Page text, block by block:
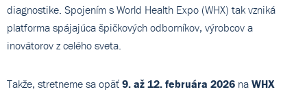
diagnostike. Spojením s World Health Expo (WHX) tak vzniká
platforma spájajúca špičkových odborníkov, výrobcov a
inovátorov z celého sveta.
Takže, stretneme sa opäť 9. až 12. februára 2026 na WHX